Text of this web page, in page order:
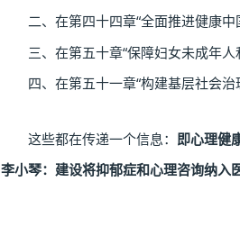
二、在第四十四章“全面推进健康中国
三、在第五十章“保障妇女未成年人和
四、在第五十一章“构建基层社会治
这些都在传递一个信息： 即心理健
李小琴：建设将抑郁症和心理咨询纳入